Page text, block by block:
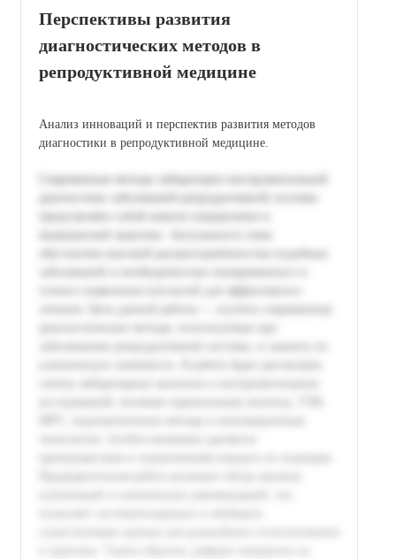
Перспективы развития
диагностических методов в
репродуктивной медицине
Анализ инноваций и перспектив развития методов
диагностики в репродуктивной медицине.